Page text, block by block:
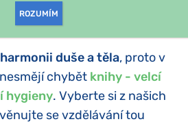
ROZUMÍM
harmonii duše a těla, proto v
chybět knihy - velcí
hygieny. Vyberte si z našich
se vzdělávání tou